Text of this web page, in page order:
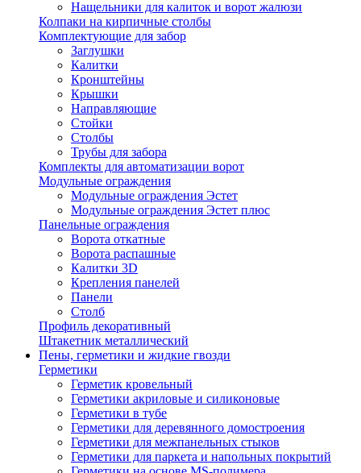
Нащельники для калиток и ворот жалюзи
Колпаки на кирпичные столбы
Комплектующие для забор
Заглушки
Калитки
Кронштейны
Крышки
Направляющие
Стойки
Столбы
Трубы для забора
Комплекты для автоматизации ворот
Модульные ограждения
Модульные ограждения Эстет
Модульные ограждения Эстет плюс
Панельные ограждения
Ворота откатные
Ворота распашные
Калитки 3D
Крепления панелей
Панели
Столб
Профиль декоративный
Штакетник металлический
Пены, герметики и жидкие гвозди
Герметики
Герметик кровельный
Герметики акриловые и силиконовые
Герметики в тубе
Герметики для деревянного домостроения
Герметики для межпанельных стыков
Герметики для паркета и напольных покрытий